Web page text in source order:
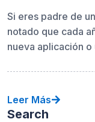
Si eres padre de
notado que cada
nueva aplicación
Leer Más
Search